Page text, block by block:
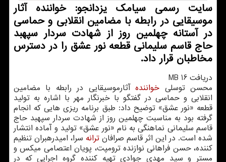
سایت رسمی سیامك یزدانجو: خواننده آثار
موسیقایی در رابطه با مضامین انقلابی و حماسی
در آستانه چهلمین روز از شهادت سردار سپهبد
حاج قاسم سلیمانی قطعه نور عشق را در دسترس
مخاطبان قرار داد.
دریافت 16 MB
محسن توسلی خوانندهآثارموسیقایی در رابطه با مضامین
انقلابی و حماسی در گفتگو با خبرنگار مهر با اشاره به تولید
قطعه «نور عشق» توضیح داد: طبق برنامه ریزی هایی كه انجام
گرفته بود به مناسبت چهلمین روز از شهادت سردار سپهبد حاج
قاسم سلیمانی نماهنگی به نام «نور عشق» تولید و آماده انتشار
شده است. در این اثر قاسم صرافان ترانه سرا، امیدرهبران تنظیم
كننده، حسن فراهانی نوازنده ترومپت، پویان اعتصامی میكس و
مستر و سید مهدی جوادی تهیه كننده گروه اجرایی كه در